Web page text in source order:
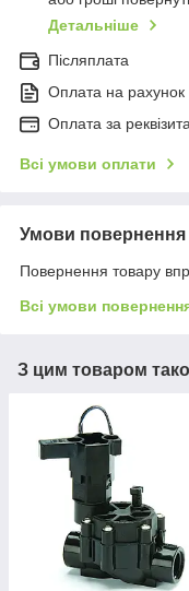
Детальніше
Післяплата
Оплата на рахунок
Оплата за
Всі умови оплати
Умови повернення
Повернення товару
Всі умови
З цим товаром